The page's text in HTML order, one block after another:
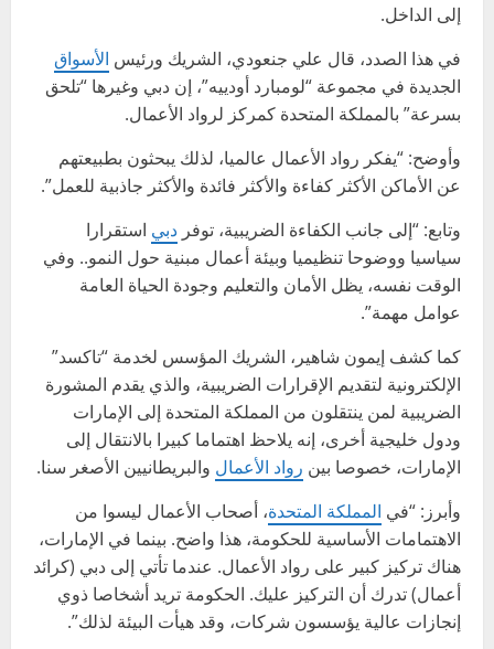
إلى الداخل.
في هذا الصدد، قال علي جنعودي، الشريك ورئيس الأسواق
الجديدة في مجموعة “لومبارد أودييه”، إن دبي وغيرها “تلحق
بسرعة” بالمملكة المتحدة كمركز لرواد الأعمال.
وأوضح: “يفكر رواد الأعمال عالميا، لذلك يبحثون بطبيعتهم
عن الأماكن الأكثر كفاءة والأكثر فائدة والأكثر جاذبية للعمل”.
وتابع: “إلى جانب الكفاءة الضريبية، توفر دبي استقرارا
سياسيا ووضوحا تنظيميا وبيئة أعمال مبنية حول النمو.. وفي
الوقت نفسه، يظل الأمان والتعليم وجودة الحياة العامة
عوامل مهمة”.
كما كشف إيمون شاهير، الشريك المؤسس لخدمة “تاكسد”
الإلكترونية لتقديم الإقرارات الضريبية، والذي يقدم المشورة
الضريبية لمن ينتقلون من المملكة المتحدة إلى الإمارات
ودول خليجية أخرى، إنه يلاحظ اهتماما كبيرا بالانتقال إلى
الإمارات، خصوصا بين رواد الأعمال والبريطانيين الأصغر سنا.
وأبرز: “في المملكة المتحدة، أصحاب الأعمال ليسوا من
الاهتمامات الأساسية للحكومة، هذا واضح. بينما في الإمارات،
هناك تركيز كبير على رواد الأعمال. عندما تأتي إلى دبي (كرائد
أعمال) تدرك أن التركيز عليك. الحكومة تريد أشخاصا ذوي
إنجازات عالية يؤسسون شركات، وقد هيأت البيئة لذلك”.